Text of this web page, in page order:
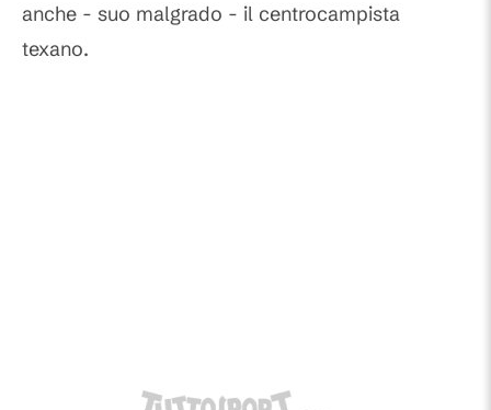
anche - suo malgrado - il centrocampista
texano.